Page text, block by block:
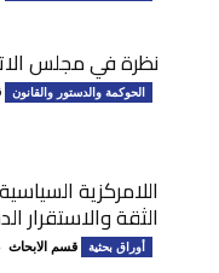
نظرة في مجلس
الحوكمة والدستور والقانون
اللامركزية
الثقة والاستقرار
أوراق بحثية قسم الابحاث -